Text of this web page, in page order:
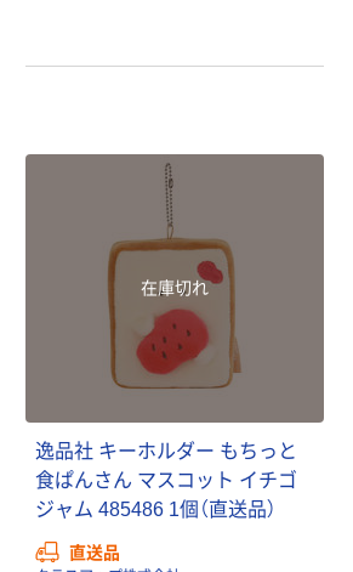
在庫切れ
逸品社 キーホルダー もちっと
食ぱんさん マスコット イチゴ
ジャム 485486 1個（直送品）
直送品